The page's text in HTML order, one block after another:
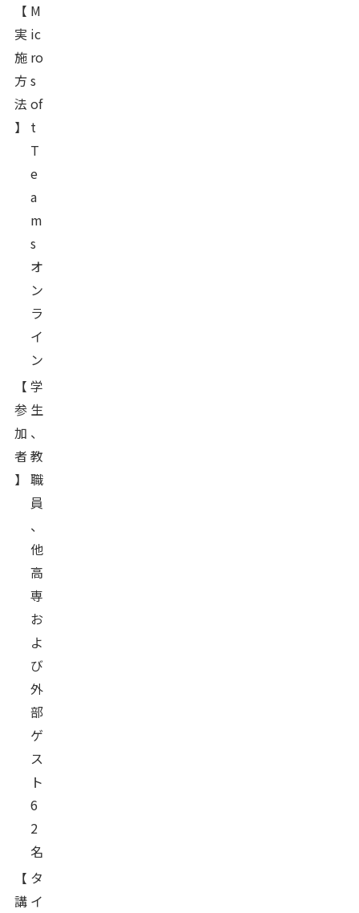
【
実
施
方
法
】
M
ic
ro
s
of
t
T
e
a
m
s
オ
ン
ラ
イ
ン
【
参
加
者
】
学
生
、
教
職
員
、
他
高
専
お
よ
び
外
部
ゲ
ス
ト
6
2
名
【
講
タ
イ